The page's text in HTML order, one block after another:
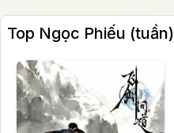
Top Ngọc Phiếu (tuần)